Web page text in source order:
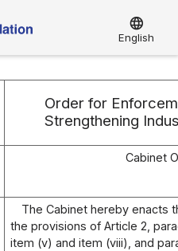
language
English
Order for
Strengthening
Cabinet
The Cabinet hereby enacts
the provisions of Article 2,
item (v) and item (viii), and